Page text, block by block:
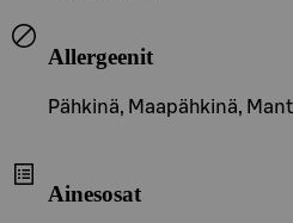
Allergeenit
Pähkinä, Maapähkinä,
Ainesosat